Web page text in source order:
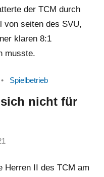
der TCM durch
von seiten des SVU,
klaren 8:1
musste.
Spielbetrieb
nicht für
Herren II des TCM am